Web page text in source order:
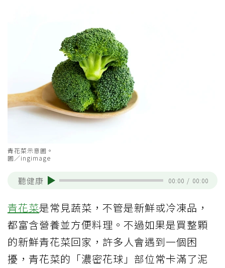
青花菜示意圖。
圖／ingimage
聽健康 00:00 / 00:00
青花菜是常見蔬菜，不管是新鮮或冷凍品，
都富含營養並方便料理。不過如果是買整顆
的新鮮青花菜回家，許多人會遇到一個困
擾，青花菜的「濃密花球」部位常卡滿了泥